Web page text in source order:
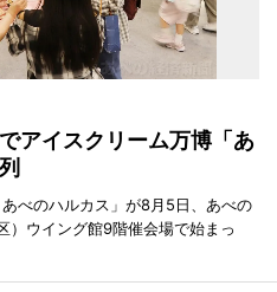
アイスクリーム万博「あ
べのハルカス」が8月5日、あべの
）ウイング館9階催会場で始まっ